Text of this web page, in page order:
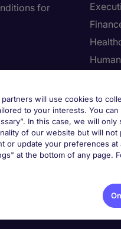
for
Legal
partners will use cookies to
to your interests. You
In this case, we will
of our website but will
or update your preferences at
at the bottom of any page.